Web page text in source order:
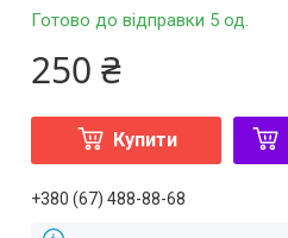
Готово до відправки 5 од.
250 ₴
Купити
+380 (67) 488-88-68